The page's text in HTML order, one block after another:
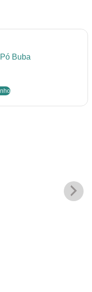
Buba